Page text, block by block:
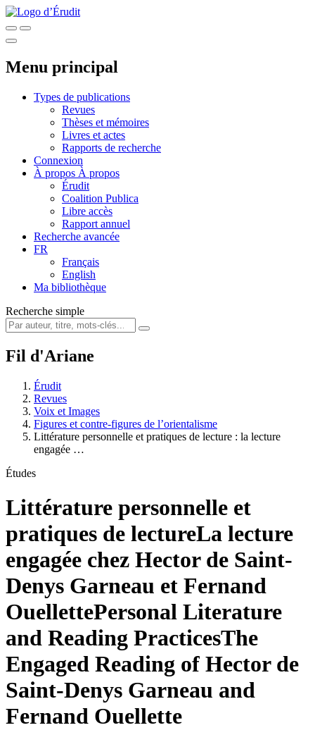
Menu principal
Types de publications
Revues
Thèses et mémoires
Livres et actes
Rapports de recherche
Connexion
À propos À propos
Érudit
Coalition Publica
Libre accès
Rapport annuel
Recherche avancée
FR
Français
English
Ma bibliothèque
Recherche simple
Fil d'Ariane
Érudit
Revues
Voix et Images
Figures et contre-figures de l’orientalisme
Littérature personnelle et pratiques de lecture : la lecture
engagée …
Études
Littérature personnelle et
pratiques de lectureLa lecture
engagée chez Hector de Saint-
Denys Garneau et Fernand
OuellettePersonal Literature
and Reading PracticesThe
Engaged Reading of Hector de
Saint-Denys Garneau and
Fernand Ouellette